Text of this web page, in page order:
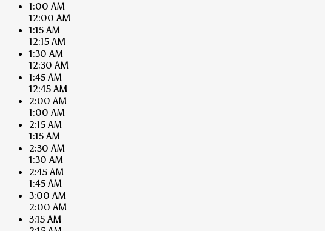
1:00 AM
12:00 AM
1:15 AM
12:15 AM
1:30 AM
12:30 AM
1:45 AM
12:45 AM
2:00 AM
1:00 AM
2:15 AM
1:15 AM
2:30 AM
1:30 AM
2:45 AM
1:45 AM
3:00 AM
2:00 AM
3:15 AM